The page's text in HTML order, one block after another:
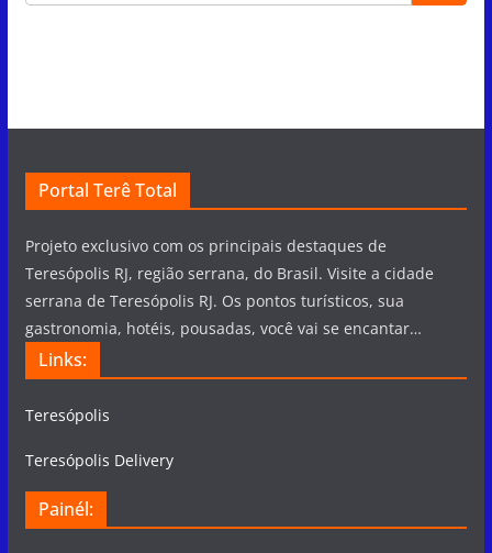
Portal Terê Total
Projeto exclusivo com os principais destaques de
Teresópolis RJ, região serrana, do Brasil. Visite a cidade
serrana de Teresópolis RJ. Os pontos turísticos, sua
gastronomia, hotéis, pousadas, você vai se encantar…
Links:
Teresópolis
Teresópolis Delivery
Painél: